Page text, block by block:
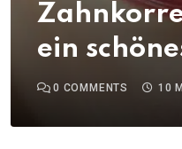
ein
0 COMMENTS 10